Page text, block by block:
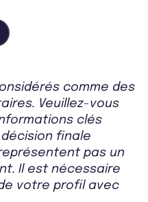
comme des
Veuillez-vous
clés
finale
pas un
Il est nécessaire
votre profil avec